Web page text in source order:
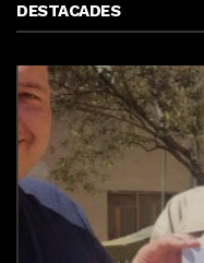
DESTACADES